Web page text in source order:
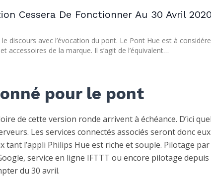
Cessera De Fonctionner Au 30 Avril
discours avec l’évocation du pont. Le Pont Hue est à
de la marque. Il s’agit de l’équivalent…
pour le pont
de cette version ronde arrivent à échéance. D’ici
Les services connectés associés seront donc
tant l’appli Philips Hue est riche et souple. Pilotage par
service en ligne IFTTT ou encore pilotage depuis
du 30 avril.